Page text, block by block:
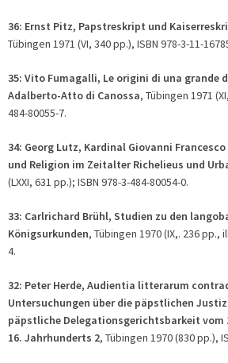
36: Ernst Pitz, Papstreskript und
Tübingen 1971 (VI, 340 pp.), ISBN 978-3-11-
35: Vito Fumagalli, Le origini di una grande
Adalberto-Atto di Canossa, Tübingen 1971
484-80055-7.
34: Georg Lutz, Kardinal Giovanni
und Religion im Zeitalter Richelieus und
(LXXI, 631 pp.); ISBN 978-3-484-80054-0.
33: Carlrichard Brühl, Studien zu den
Königsurkunden, Tübingen 1970 (IX,. 236 pp.,
4.
32: Peter Herde, Audientia litterarum
Untersuchungen über die päpstlichen
päpstliche Delegationsgerichtsbarkeit vom
16. Jahrhunderts 2, Tübingen 1970 (830 pp.),